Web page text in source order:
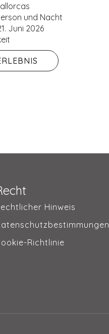
und Nacht
Juni 2026
Hinweis
Richtlinie